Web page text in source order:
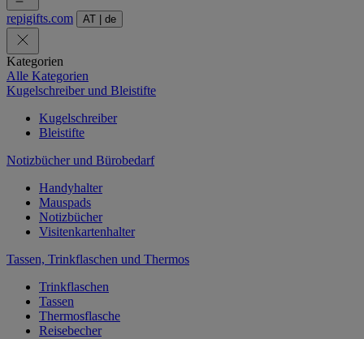
repigifts.com AT de
Kategorien
Alle Kategorien
Kugelschreiber und Bleistifte
Kugelschreiber
Bleistifte
Notizbücher und Bürobedarf
Handyhalter
Mauspads
Notizbücher
Visitenkartenhalter
Tassen, Trinkflaschen und Thermos
Trinkflaschen
Tassen
Thermosflasche
Reisebecher